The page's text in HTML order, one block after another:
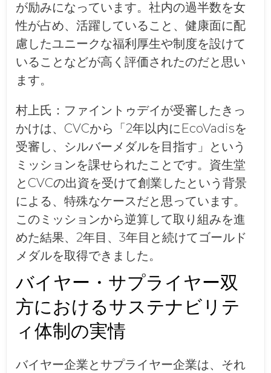
が励みになっています。社内の過半数を女
性が占め、活躍していること、健康面に配
慮したユニークな福利厚生や制度を設けて
いることなどが高く評価されたのだと思い
ます。
村上氏： ファイントゥデイが受審したきっ
かけは、CVCから「2年以内にEcoVadisを
受審し、シルバーメダルを目指す」という
ミッションを課せられたことです。資生堂
とCVCの出資を受けて創業したという背景
による、特殊なケースだと思っています。
このミッションから逆算して取り組みを進
めた結果、2年目、3年目と続けてゴールド
メダルを取得できました。
バイヤー・サプライヤー双
方におけるサステナビリテ
ィ体制の実情
バイヤー企業とサプライヤー企業は、それ